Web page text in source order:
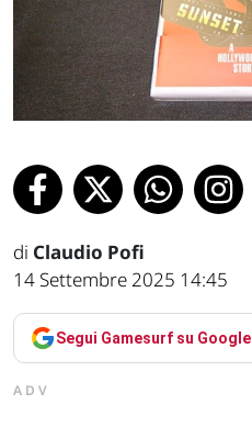
di Claudio Pofi
14 Settembre 2025 14:45
Segui Gamesurf su Google
ADV